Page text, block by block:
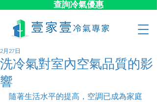
查詢冷氣優惠
洗冷氣對室內空氣品質的影
響
2月27日
隨著生活水平的提高，空調已成為家庭